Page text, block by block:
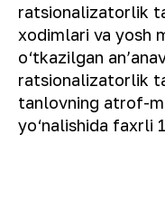
ratsionalizatorlik
xodimlari va yosh
o‘tkazilgan
ratsionalizatorlik
tanlovning atrof-
yo‘nalishida faxrli